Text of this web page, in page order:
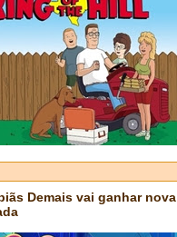
Demais vai ganhar nova